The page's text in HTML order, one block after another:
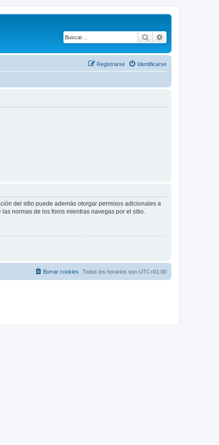
Buscar
Identificarse
Registrarse
del sitio puede además otorgar permisos adicionales a
normas de los foros mientras navegas por el sitio.
Todos los horarios son UTC+01:00
Borrar cookies